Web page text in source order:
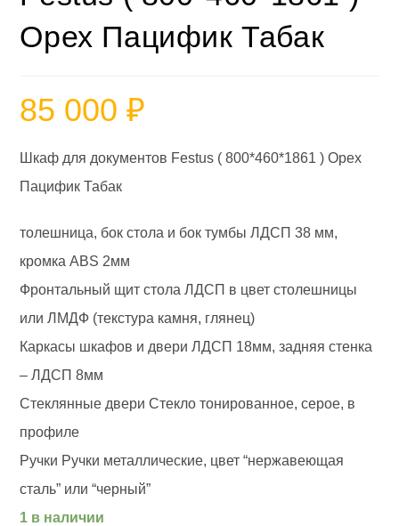
Орех Пацифик Табак
85 000₽
Шкаф для документов Festus ( 800*460*1861 ) Орех
Пацифик Табак
толешница, бок стола и бок тумбы ЛДСП 38 мм,
кромка ABS 2мм
Фронтальный щит стола ЛДСП в цвет столешницы
или ЛМДФ (текстура камня, глянец)
Каркасы шкафов и двери ЛДСП 18мм, задняя стенка
– ЛДСП 8мм
Стеклянные двери Стекло тонированное, серое, в
профиле
Ручки Ручки металлические, цвет “нержавеющая
сталь” или “черный”
1 в наличии